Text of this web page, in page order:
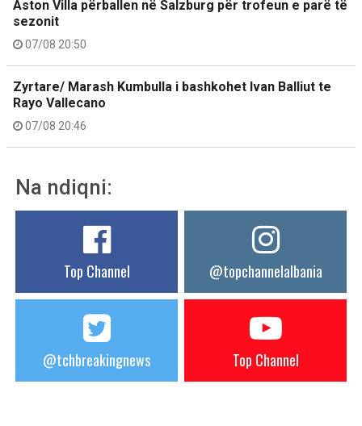
Aston Villa përballen në Salzburg për trofeun e parë të
sezonit
07/08 20:50
Zyrtare/ Marash Kumbulla i bashkohet Ivan Balliut te
Rayo Vallecano
07/08 20:46
Na ndiqni:
Top Channel @topchannelalbania
@tchbreakingnews Top Channel